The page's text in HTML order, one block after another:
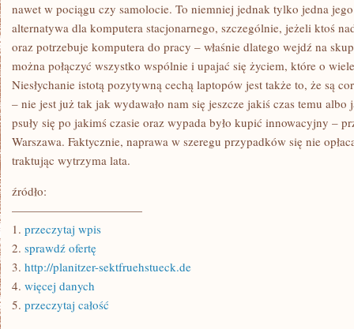
nawet w pociągu czy samolocie. To niemniej jednak tylko jedna
alternatywa dla komputera stacjonarnego, szczególnie, jeżeli ktoś
oraz potrzebuje komputera do pracy – właśnie dlatego wejdź na
można połączyć wszystko wspólnie i upajać się życiem, które o
Niesłychanie istotą pozytywną cechą laptopów jest także to, że są
– nie jest już tak jak wydawało nam się jeszcze jakiś czas temu
psuły się po jakimś czasie oraz wypada było kupić innowacyjny –
Warszawa. Faktycznie, naprawa w szeregu przypadków się nie
traktując wytrzyma lata.
źródło:
———————————
1. przeczytaj wpis
2. sprawdź ofertę
3. http://planitzer-sektfruehstueck.de
4. więcej danych
5. przeczytaj całość